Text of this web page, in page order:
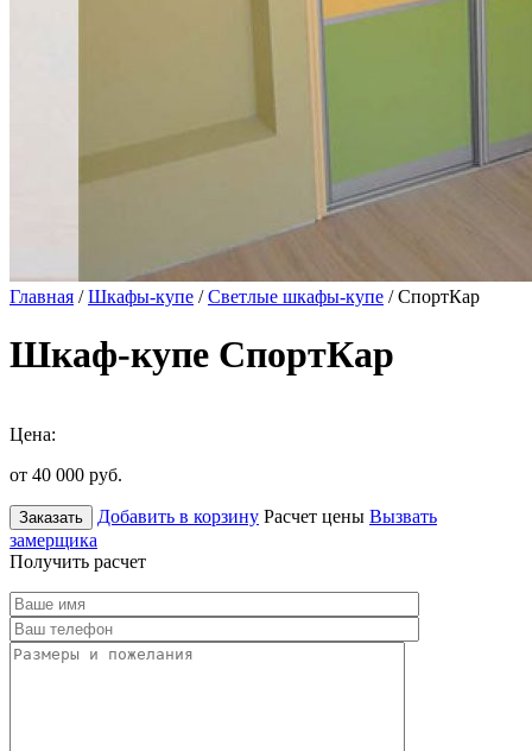
Главная /Шкафы-купе /Светлые шкафы-купе / СпортКар
Шкаф-купе СпортКар
Цена:
от 40 000 руб.
Заказать Добавить в корзину Расчет цены Вызвать
замерщика
Получить расчет